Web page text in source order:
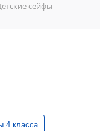
сейфы
4 класса